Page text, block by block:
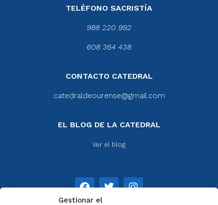
Gestionar el
TELÉFONO SACRISTÍA
988 220 992
608 364 438
CONTACTO CATEDRAL
catedraldeourense@gmail.com
EL BLOG DE LA CATEDRAL
Ver el blog